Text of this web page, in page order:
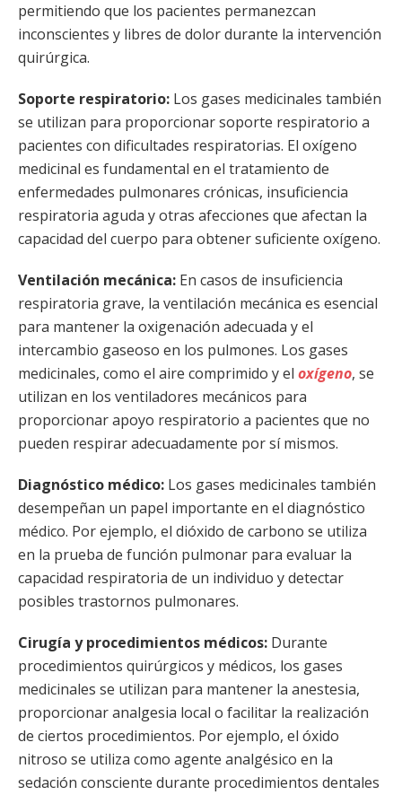
permitiendo que los pacientes permanezcan
inconscientes y libres de dolor durante la intervención
quirúrgica.
Soporte respiratorio: Los gases medicinales también
se utilizan para proporcionar soporte respiratorio a
pacientes con dificultades respiratorias. El oxígeno
medicinal es fundamental en el tratamiento de
enfermedades pulmonares crónicas, insuficiencia
respiratoria aguda y otras afecciones que afectan la
capacidad del cuerpo para obtener suficiente oxígeno.
Ventilación mecánica: En casos de insuficiencia
respiratoria grave, la ventilación mecánica es esencial
para mantener la oxigenación adecuada y el
intercambio gaseoso en los pulmones. Los gases
medicinales, como el aire comprimido y el oxígeno, se
utilizan en los ventiladores mecánicos para
proporcionar apoyo respiratorio a pacientes que no
pueden respirar adecuadamente por sí mismos.
Diagnóstico médico: Los gases medicinales también
desempeñan un papel importante en el diagnóstico
médico. Por ejemplo, el dióxido de carbono se utiliza
en la prueba de función pulmonar para evaluar la
capacidad respiratoria de un individuo y detectar
posibles trastornos pulmonares.
Cirugía y procedimientos médicos: Durante
procedimientos quirúrgicos y médicos, los gases
medicinales se utilizan para mantener la anestesia,
proporcionar analgesia local o facilitar la realización
de ciertos procedimientos. Por ejemplo, el óxido
nitroso se utiliza como agente analgésico en la
sedación consciente durante procedimientos dentales